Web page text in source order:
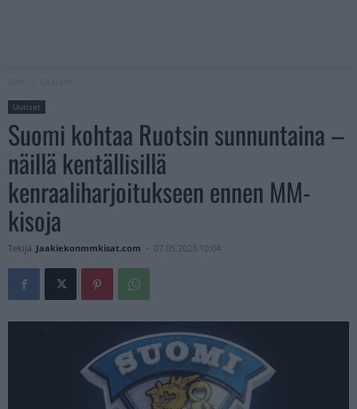
Uutiset
Suomi kohtaa Ruotsin sunnuntaina –
näillä kentällisillä
kenraaliharjoitukseen ennen MM-
kisoja
Tekijä Jaakiekonmmkisat.com - 07.05.2023 10:04